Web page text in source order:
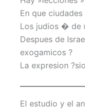
En que ciudades
Los judios � de
Despues de
exogamicos ?
La expresion
El estudio y el